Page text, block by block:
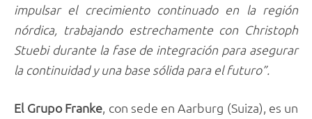
impulsar el crecimiento continuado en la región
nórdica, trabajando estrechamente con Christoph
Stuebi durante la fase de integración para asegurar
la continuidad y una base sólida para el futuro”.
El Grupo Franke, con sede en Aarburg (Suiza), es un